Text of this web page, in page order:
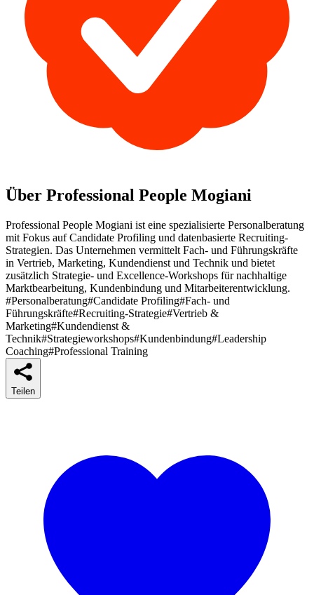
Über Professional People Mogiani
Professional People Mogiani ist eine spezialisierte Personalberatung
mit Fokus auf Candidate Profiling und datenbasierte Recruiting-
Strategien. Das Unternehmen vermittelt Fach- und Führungskräfte
in Vertrieb, Marketing, Kundendienst und Technik und bietet
zusätzlich Strategie- und Excellence-Workshops für nachhaltige
Marktbearbeitung, Kundenbindung und Mitarbeiterentwicklung.
#Personalberatung#Candidate Profiling#Fach- und
Führungskräfte#Recruiting-Strategie#Vertrieb &
Marketing#Kundendienst &
Technik#Strategieworkshops#Kundenbindung#Leadership
Coaching#Professional Training
Teilen